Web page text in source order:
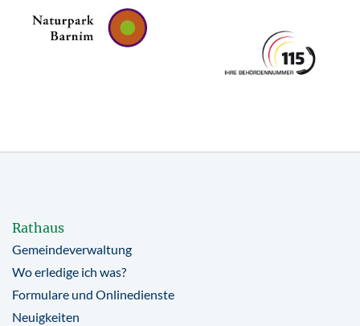
Rathaus
Gemeindeverwaltung
Wo erledige ich was?
Formulare und Onlinedienste
Neuigkeiten